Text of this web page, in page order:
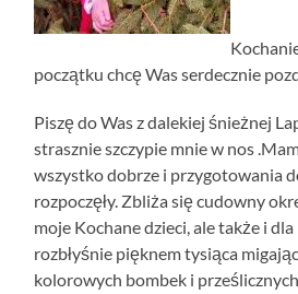
początku chcę Was serdecznie
Piszę do Was z dalekiej śnieżnej
strasznie szczypie mnie w nos
wszystko dobrze i przygotowania
rozpoczęły. Zbliża się cudowny
moje Kochane dzieci, ale także i
rozbłyśnie pięknem tysiąca
kolorowych bombek i prześlicznych